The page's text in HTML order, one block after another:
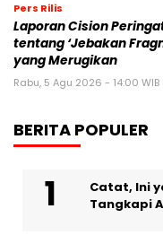
Pers Rilis
Laporan Cision
tentang ‘Jebakan
yang Merugikan
Rabu, 5 Agu 2026 - 14:00 WIB
BERITA POPULER
Catat, Ini
Tangkapi